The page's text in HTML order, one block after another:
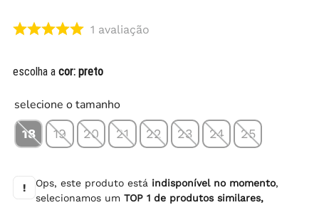
1 avaliação
escolha a cor: preto
selecione o tamanho
18 19 20 21 22 23 24 25
! Ops, este produto está indisponível no momento,
selecionamos umTOP1 de produtos similares,